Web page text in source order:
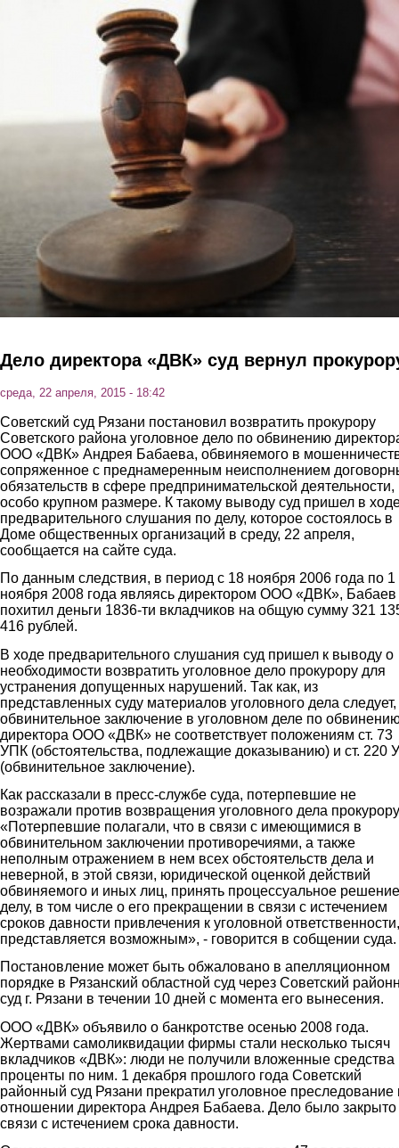
Перейти к основному содержанию
Дело директора «ДВК» суд вернул
среда, 22 апреля, 2015 - 18:42
Советский суд Рязани постановил возвратить прокурору
Советского района уголовное дело по обвинению
ООО «ДВК» Андрея Бабаева, обвиняемого в
сопряженное с преднамеренным неисполнением
обязательств в сфере предпринимательской деятельности,
особо крупном размере. К такому выводу суд пришел в
предварительного слушания по делу, которое состоялось в
Доме общественных организаций в среду, 22 апреля,
сообщается на сайте суда.
По данным следствия, в период с 18 ноября 2006 года по 1
ноября 2008 года являясь директором ООО «ДВК», Бабаев
похитил деньги 1836-ти вкладчиков на общую сумму 321
416 рублей.
В ходе предварительного слушания суд пришел к выводу о
необходимости возвратить уголовное дело прокурору для
устранения допущенных нарушений. Так как, из
представленных суду материалов уголовного дела следует,
обвинительное заключение в уголовном деле по
директора ООО «ДВК» не соответствует положениям ст. 73
УПК (обстоятельства, подлежащие доказыванию) и ст. 220
(обвинительное заключение).
Как рассказали в пресс-службе суда, потерпевшие не
возражали против возвращения уголовного дела
«Потерпевшие полагали, что в связи с имеющимися в
обвинительном заключении противоречиями, а также
неполным отражением в нем всех обстоятельств дела и
неверной, в этой связи, юридической оценкой действий
обвиняемого и иных лиц, принять процессуальное
делу, в том числе о его прекращении в связи с истечением
сроков давности привлечения к уголовной
представляется возможным», - говорится в собщении суда.
Постановление может быть обжаловано в апелляционном
порядке в Рязанский областной суд через Советский
суд г. Рязани в течении 10 дней с момента его вынесения.
ООО «ДВК» объявило о банкротстве осенью 2008 года.
Жертвами самоликвидации фирмы стали несколько тысяч
вкладчиков «ДВК»: люди не получили вложенные средства
проценты по ним. 1 декабря прошлого года Советский
районный суд Рязани прекратил уголовное преследование
отношении директора Андрея Бабаева. Дело было закрыто
связи с истечением срока давности.